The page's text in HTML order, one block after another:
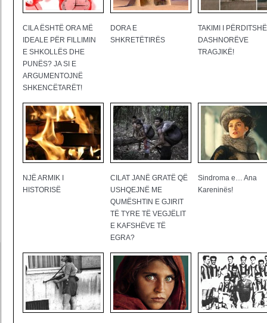
CILA ËSHTË ORA MË
IDEALE PËR FILLIMIN
E SHKOLLËS DHE
PUNËS? JA SI E
ARGUMENTOJNË
SHKENCËTARËT!
DORA E
SHKRETËTIRËS
TAKIMI I
DASHNORËVE
TRAGJIKË!
NJË ARMIK I
HISTORISË
CILAT JANË GRATË QË
USHQEJNË ME
QUMËSHTIN E GJIRIT
TË TYRE TË VEGJËLIT
E KAFSHËVE TË
EGRA?
Sindroma e… Ana
Kareninës!